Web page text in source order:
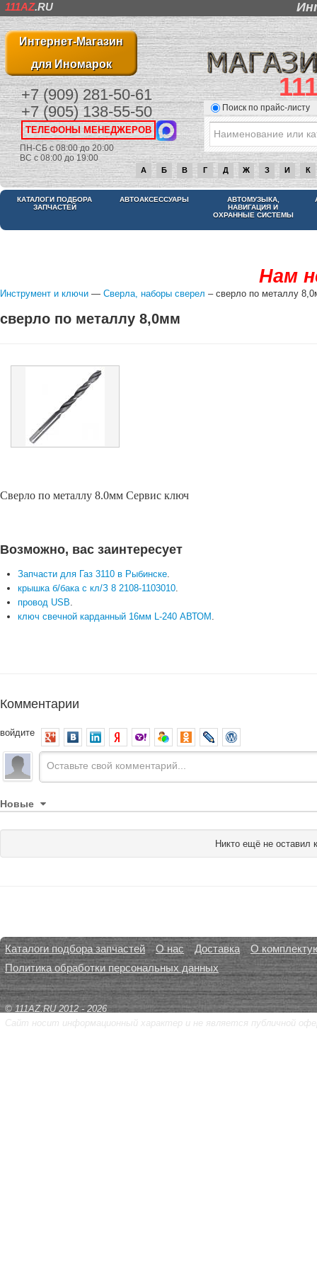
111AZ.RU
Интернет-Магазин
для Иномарок
+7 (909) 281-50-61
+7 (905) 138-55-50
ТЕЛЕФОНЫ МЕНЕДЖЕРОВ
ПН-СБ с 08:00 до 20:00
ВС с 08:00 до 19:00
Поиск по прайс-листу
А Б В Г Д Ж З И К
КАТАЛОГИ ПОДБОРА
ЗАПЧАСТЕЙ
АВТОАКСЕССУАРЫ
АВТОМУЗЫКА,
НАВИГАЦИЯ И
ОХРАННЫЕ СИСТЕМЫ
Нам
Инструмент и ключи — Сверла, наборы сверел – сверло по металлу
сверло по металлу 8,0мм
Сверло по металлу 8.0мм Сервис ключ
Возможно, вас заинтересует
Запчасти для Газ 3110 в Рыбинске.
крышка б/бака с кл/З 8 2108-1103010.
провод USB.
ключ свечной карданный 16мм L-240 АВТОМ .
Комментарии
войдите
Новые
Никто ещё не оставил
Каталоги подбора запчастей О нас Доставка
О
Политика обработки персональных данных
© 111AZ.RU 2012 - 2026
Сайт носит информационный характер и не является публичной